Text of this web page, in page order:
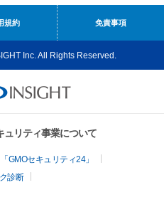
規約 免責事項
Inc. All Rights Reserved.
ュリティ事業について
GMOセキュリティ24」
診断